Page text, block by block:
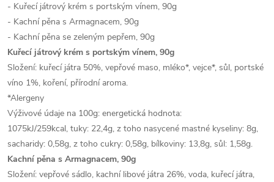
- Kuřecí játrový krém s portským vínem, 90g
- Kachní pěna s Armagnacem, 90g
- Kachní pěna se zeleným pepřem, 90g
Kuřecí játrový krém s portským vínem, 90g
Složení: kuřecí játra 50%, vepřové maso, mléko*, vejce*, sůl, portské
víno 1%, koření, přírodní aroma.
*Alergeny
Výživové údaje na 100g: energetická hodnota:
1075kJ/259kcal, tuky: 22,4g, z toho nasycené mastné kyseliny: 8g,
sacharidy: 0,58g, z toho cukry: 0,58g, bílkoviny: 13,8g, sůl: 1,58g.
Kachní pěna s Armagnacem, 90g
Složení: vepřové sádlo, kachní libové játra 26%, voda, kuřecí játra,